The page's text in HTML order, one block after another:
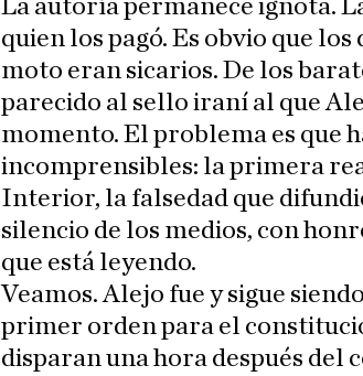
La autoría permanece ignota.
quien los pagó. Es obvio que
moto eran sicarios. De los
parecido al sello iraní al que
momento. El problema es que
incomprensibles: la primera
Interior, la falsedad que
silencio de los medios, con
que está leyendo.
Veamos. Alejo fue y sigue
primer orden para el
disparan una hora después del